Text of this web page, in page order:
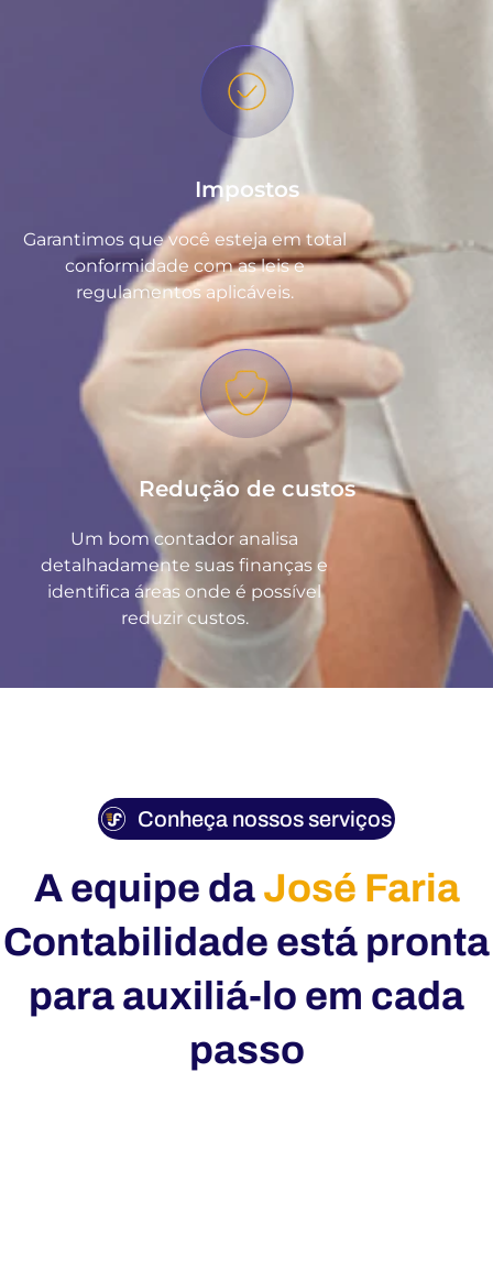
Impostos
Garantimos que você esteja em total
conformidade com as leis e
regulamentos aplicáveis.
Redução de custos
Um bom contador analisa
detalhadamente suas finanças e
identifica áreas onde é possível
reduzir custos.
Conheça nossos serviços
A equipe da José Faria
Contabilidade está pronta
para auxiliá-lo em cada
passo